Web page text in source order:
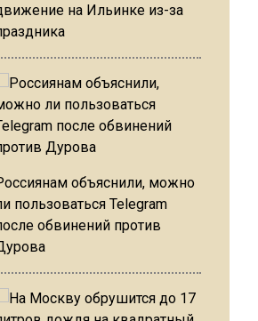
на Ильинке из-за
объяснили, можно
пользоваться Telegram
обвинений против